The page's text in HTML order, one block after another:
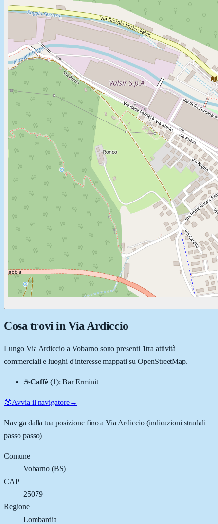
Cosa trovi in Via Ardiccio
Lungo Via Ardiccio aVobarnosono presenti 1tra attività
commerciali e luoghi d'interesse mappati su OpenStreetMap.
☕Caffè (1):Bar Erminit
🧭Avvia il navigatore→
Naviga dalla tua posizione fino aVia Ardiccio(indicazioni stradali
passo passo)
Comune
Vobarno(BS)
CAP
25079
Regione
Lombardia